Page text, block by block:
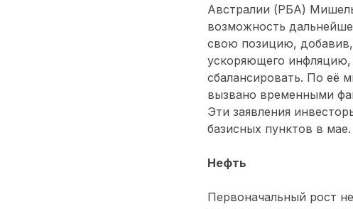
Австралии (РБА) Мишель
возможность
свою позицию, добавив,
ускоряющего
сбалансировать. По её
вызвано временными
Эти заявления
базисных пунктов в мае.
Нефть
Первоначальный рост